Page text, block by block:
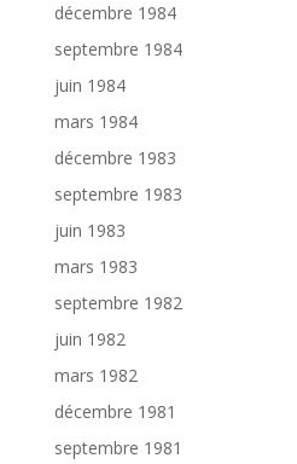
décembre 1984
septembre 1984
juin 1984
mars 1984
décembre 1983
septembre 1983
juin 1983
mars 1983
septembre 1982
juin 1982
mars 1982
décembre 1981
septembre 1981